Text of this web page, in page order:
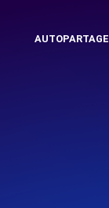
AUTOPARTAGE